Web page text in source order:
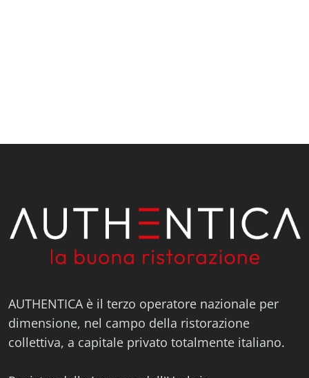
AUTHENTICA è il terzo operatore nazionale per
dimensione, nel campo della ristorazione
collettiva, a capitale privato totalmente italiano.